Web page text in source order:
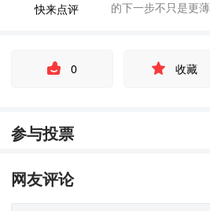
快来点评
的下一步不只是更薄
0 收藏
参与投票
网友评论